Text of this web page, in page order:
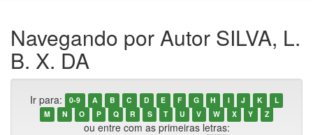
Navegando por Autor SILVA, L.
B. X. DA
Ir para: 0-9 A B C D E F G H I J K
L
M
N O P Q R S T U V W X Y Z
ou entre com as primeiras letras: